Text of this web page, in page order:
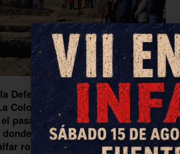
Defensa e Investigación del
Colonia de Fuente Palmera, con
pasado domingo una excursión al
ya han finalizado los trabajos
romano del Valle del